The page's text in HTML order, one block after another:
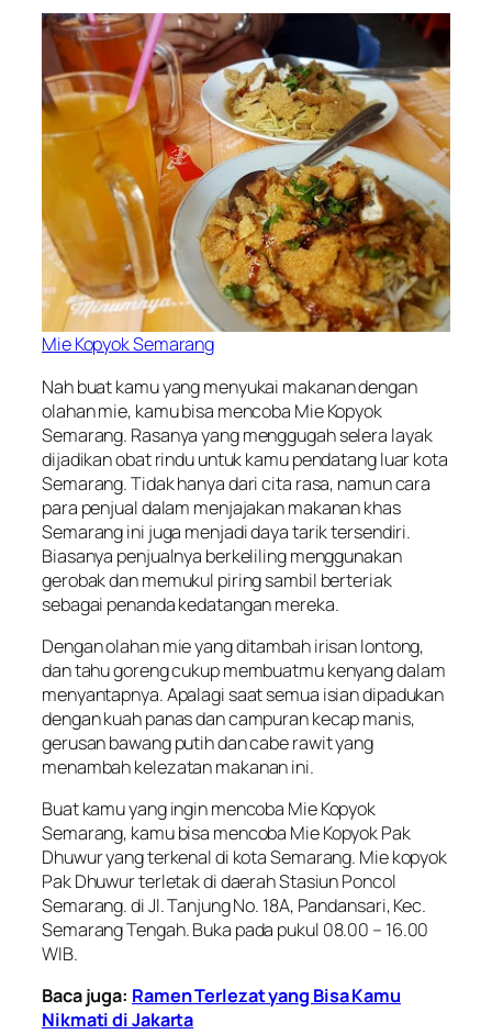
Mie Kopyok Semarang
Nah buat kamu yang menyukai makanan dengan
olahan mie, kamu bisa mencoba Mie Kopyok
Semarang. Rasanya yang menggugah selera layak
dijadikan obat rindu untuk kamu pendatang luar kota
Semarang. Tidak hanya dari cita rasa, namun cara
para penjual dalam menjajakan makanan khas
Semarang ini juga menjadi daya tarik tersendiri.
Biasanya penjualnya berkeliling menggunakan
gerobak dan memukul piring sambil berteriak
sebagai penanda kedatangan mereka.
Dengan olahan mie yang ditambah irisan lontong,
dan tahu goreng cukup membuatmu kenyang dalam
menyantapnya. Apalagi saat semua isian dipadukan
dengan kuah panas dan campuran kecap manis,
gerusan bawang putih dan cabe rawit yang
menambah kelezatan makanan ini.
Buat kamu yang ingin mencoba Mie Kopyok
Semarang, kamu bisa mencoba Mie Kopyok Pak
Dhuwur yang terkenal di kota Semarang. Mie kopyok
Pak Dhuwur terletak di daerah Stasiun Poncol
Semarang. di Jl. Tanjung No. 18A, Pandansari, Kec.
Semarang Tengah. Buka pada pukul 08.00 – 16.00
WIB.
Baca juga: Ramen Terlezat yang Bisa Kamu
Nikmati di Jakarta